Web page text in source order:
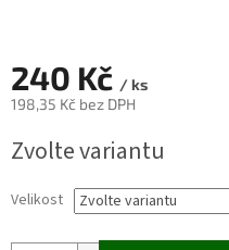
240 Kč / ks
198,35 Kč bez DPH
cena:
Zvolte variantu
Velikost